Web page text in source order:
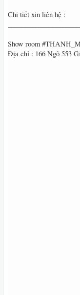
Chi tiết xin liên hệ :
Show room
Địa chỉ : 166 Ngõ 553